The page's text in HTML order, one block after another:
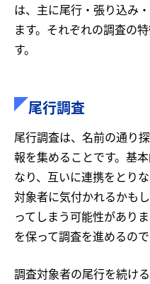
は、主に尾行・張り込み
ます。それぞれの調査の
す。
尾行調査
尾行調査は、名前の通り
報を集めることです。基
なり、互いに連携をとり
対象者に気付かれるかも
ってしまう可能性があり
を保って調査を進めるので
調査対象者の尾行を続け